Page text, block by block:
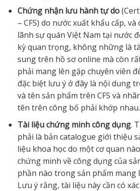
Chứng nhận lưu hành tự do
– CFS) do nước xuất khẩu cấp,
lãnh sự quán Việt Nam tại nước
kỳ quan trọng, không những là
sung trên hồ sơ online mà còn
phải mang lên gặp chuyên viên
đặc biệt lưu ý ở đây là nội dung
và tên sản phẩm trên CFS và
tên trên công bố phải khớp nhau.
Tài liệu chứng minh công dụng.
phải là bản catalogue giới thiệu
liệu khoa học do một cơ quan
chứng minh về công dụng của
phần nào trong sản phẩm mang
Lưu ý rằng, tài liệu này cần có